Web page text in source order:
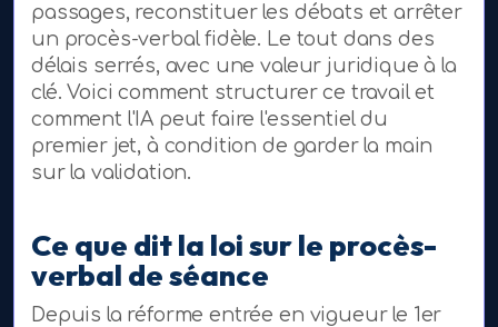
passages, reconstituer les débats et arrêter
un procès-verbal fidèle. Le tout dans des
délais serrés, avec une valeur juridique à la
clé. Voici comment structurer ce travail et
comment l'IA peut faire l'essentiel du
premier jet, à condition de garder la main
sur la validation.
Ce que dit la loi sur le procès-
verbal de séance
Depuis la réforme entrée en vigueur le 1er